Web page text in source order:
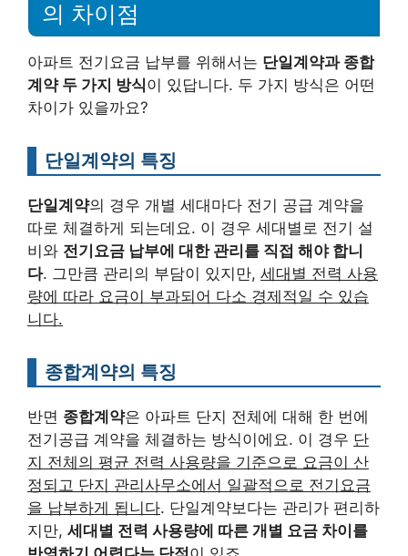
의 차이점
아파트 전기요금 납부를 위해서는 단일계약과 종합
계약 두 가지 방식이 있답니다. 두 가지 방식은 어떤
차이가 있을까요?
단일계약의 특징
단일계약의 경우 개별 세대마다 전기 공급 계약을
따로 체결하게 되는데요. 이 경우 세대별로 전기 설
비와 전기요금 납부에 대한 관리를 직접 해야 합니
다. 그만큼 관리의 부담이 있지만, 세대별 전력 사용
량에 따라 요금이 부과되어 다소 경제적일 수 있습
니다.
종합계약의 특징
반면 종합계약은 아파트 단지 전체에 대해 한 번에
전기공급 계약을 체결하는 방식이에요. 이 경우 단
지 전체의 평균 전력 사용량을 기준으로 요금이 산
정되고 단지 관리사무소에서 일괄적으로 전기요금
을 납부하게 됩니다. 단일계약보다는 관리가 편리하
지만, 세대별 전력 사용량에 따른 개별 요금 차이를